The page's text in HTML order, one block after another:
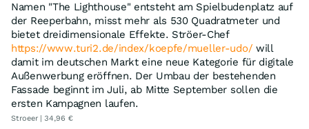
Namen "The Lighthouse" entsteht am Spielbudenplatz auf
der Reeperbahn, misst mehr als 530 Quadratmeter und
bietet dreidimensionale Effekte. Ströer-Chef
https://www.turi2.de/index/koepfe/mueller-udo/ will
damit im deutschen Markt eine neue Kategorie für digitale
Außenwerbung eröffnen. Der Umbau der bestehenden
Fassade beginnt im Juli, ab Mitte September sollen die
ersten Kampagnen laufen.
Stroeer | 34,96 €